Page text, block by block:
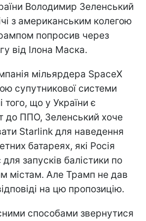
Володимир Зеленський
з американським колегою
попросив через
від Ілона Маска.
мільярдера SpaceX
супутникової системи
того, що у України є
до ППО, Зеленський хоче
Starlink для наведення
батареях, які Росія
запусків балістики по
містам. Але Трамп не дав
на цю пропозицію.
способами звернутися